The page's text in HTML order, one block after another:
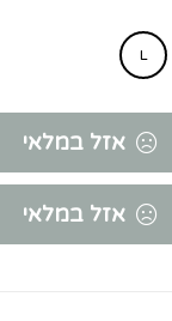
L
אזל במלאי
אזל במלאי